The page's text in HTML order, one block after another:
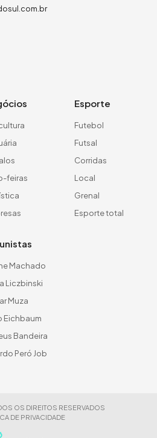
feiras
Esporte
Futebol
Futsal
Corridas
Local
Grenal
Esporte total
Machado
Liczbinski
Muza
Eichbaum
Bandeira
Peró Job
OS DIREITOS RESERVADOS
DE PRIVACIDADE